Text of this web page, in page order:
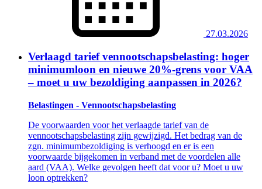
27.03.2026
Verlaagd tarief vennootschapsbelasting: hoger
minimumloon en nieuwe 20%-grens voor VAA
– moet u uw bezoldiging aanpassen in 2026?
Belastingen - Vennootschapsbelasting
De voorwaarden voor het verlaagde tarief van de
vennootschapsbelasting zijn gewijzigd. Het bedrag van de
zgn. minimumbezoldiging is verhoogd en er is een
voorwaarde bijgekomen in verband met de voordelen alle
aard (VAA). Welke gevolgen heeft dat voor u? Moet u uw
loon optrekken?